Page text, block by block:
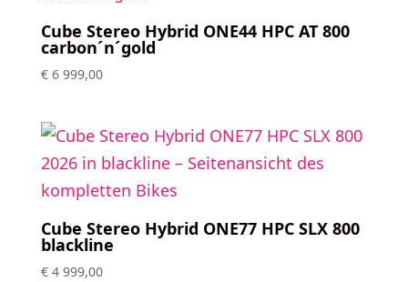
Cube Stereo Hybrid ONE44 HPC AT 800
carbon´n´gold
€6 999,00
Cube Stereo Hybrid ONE77 HPC SLX 800
blackline
€4 999,00